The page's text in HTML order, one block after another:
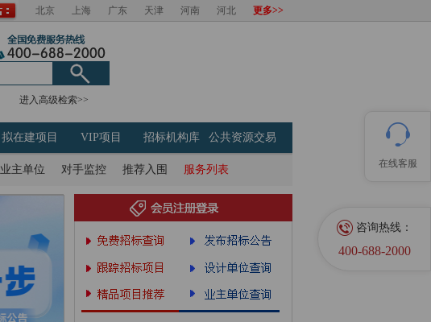
更多>>
河北
河南
天津
广东
上海
北京
进入高级检索>>
拟在建项目 VIP项目 招标机构库 公共资源交易
业主单位 对手监控 推荐入围 服务列表 在线客服
咨询热线：
400-688-2000